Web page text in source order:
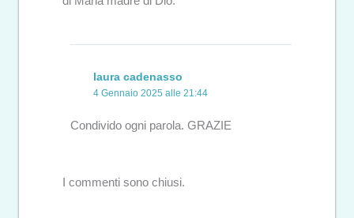
laura cadenasso
4 Gennaio 2025 alle 21:44
Condivido ogni parola. GRAZIE
I commenti sono chiusi.